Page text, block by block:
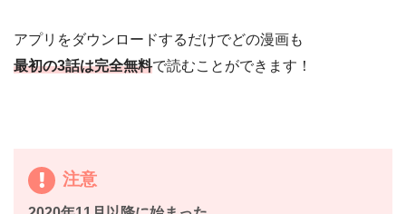
アプリをダウンロードするだけでどの漫画も
最初の3話は完全無料で読むことができます！
注意